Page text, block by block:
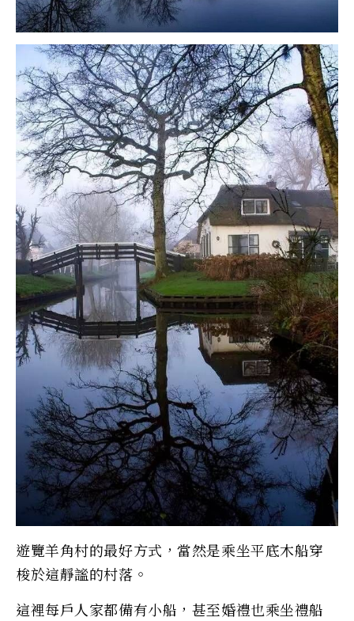
遊覽羊角村的最好方式，當然是乘坐平底木船穿
梭於這靜謐的村落。
這裡每戶人家都備有小船，甚至婚禮也乘坐禮船